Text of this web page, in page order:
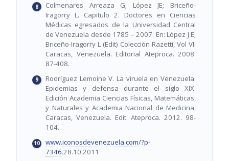
Colmenares Arreaza G; López JE; Briceño-
Iragorry L. Capitulo 2. Doctores en Ciencias
Médicas egresados de la Universidad Central
de Venezuela desde 1785 – 2007. En: López J E;
Briceño-Iragorry L (Edit) Colección Razetti, Vol VI.
Caracas, Venezuela. Editorial Ateproca. 2008:
87-408.
Rodríguez Lemoine V. La viruela en Venezuela.
Epidemias y defensa durante el siglo XIX.
Edición Academia Ciencias Físicas, Matemáticas,
y Naturales y Academia Nacional de Medicina,
Caracas, Venezuela. Edit. Ateproca. 2012. 98-
104.
www.iconosdevenezuela.com/?p-
7346.28.10.2011